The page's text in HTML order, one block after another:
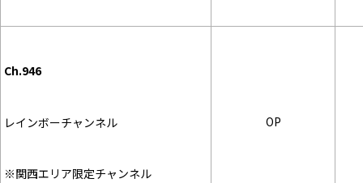
Ch.946
レインボーチャンネル
※関西エリア限定チャンネル
OP